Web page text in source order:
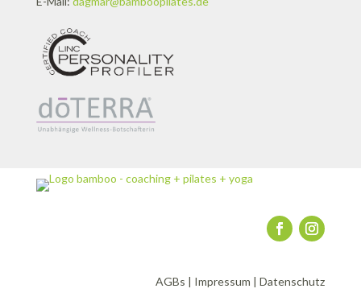
AGBs | Impressum |Datenschutz